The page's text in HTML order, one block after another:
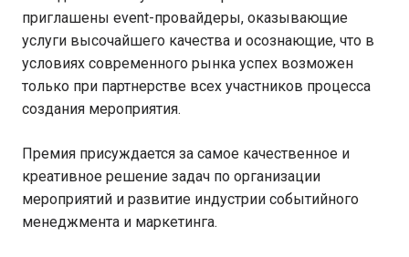
приглашены event-провайдеры, оказывающие
услуги высочайшего качества и осознающие, что в
условиях современного рынка успех возможен
только при партнерстве всех участников процесса
создания мероприятия.
Премия присуждается за самое качественное и
креативное решение задач по организации
мероприятий и развитие индустрии событийного
менеджмента и маркетинга.